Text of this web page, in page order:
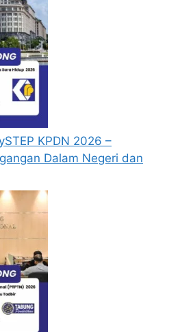
KPDN 2026 –
Dalam Negeri dan